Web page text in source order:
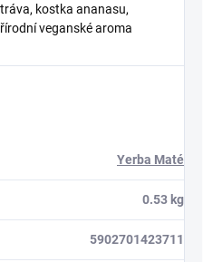
kostka ananasu,
veganské aroma
Yerba Maté
0.53 kg
5902701423711